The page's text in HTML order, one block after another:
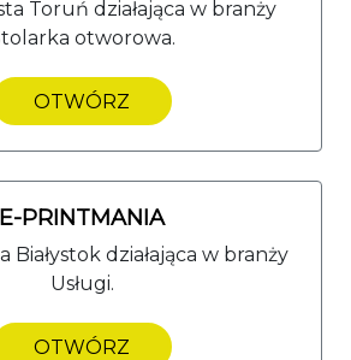
Toruń działająca w branży
otworowa.
OTWÓRZ
E-PRINTMANIA
Białystok działająca w branży
Usługi.
OTWÓRZ